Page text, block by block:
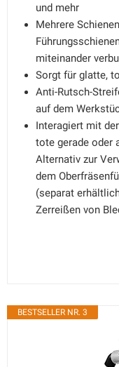
und mehr
Mehrere
miteinander
Sorgt für glatte,
Anti-Rutsch-
auf dem
Interagiert mit
tote gerade oder
Alternativ zur
dem
(separat
Zerreißen von
BESTSELLER NR. 3